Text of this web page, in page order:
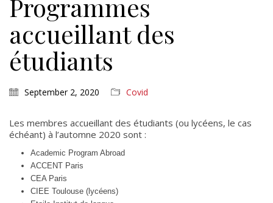
Programmes
accueillant des
étudiants
September 2, 2020 Covid
Les membres accueillant des étudiants (ou lycéens, le cas
échéant) à l’automne 2020 sont :
Academic Program Abroad
ACCENT Paris
CEA Paris
CIEE Toulouse (lycéens)